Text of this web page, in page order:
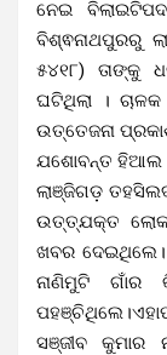
ନେଇ
ବିଶ୍ଵନାଥପୁରରୁ
୫୪୧୮) ତାଙ୍କୁ
ଘଟିଥିଲା ।
ଉତ୍ତେଜନା
ଯଶୋବନ୍ତ ହିଆଲ
ଲାଞ୍ଜିଗଡ଼
ଉତ୍ତ୍ଯକ୍ତ
ଖବର ଦେଇଥିଲେ।
ନାଣିମୁଟି ଗାଁର
ସଞ୍ଜୀବ କୁମାର